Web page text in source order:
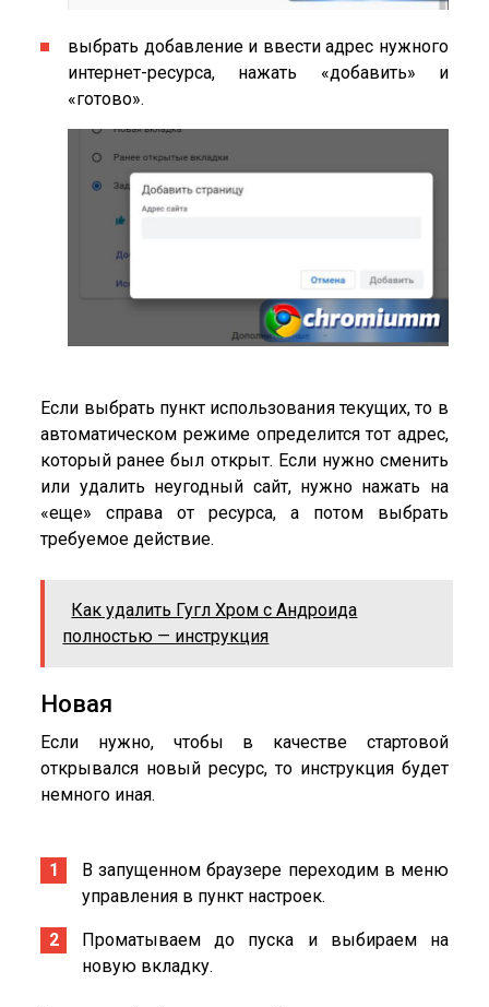
выбрать добавление и ввести адрес нужного
интернет-ресурса, нажать «добавить» и
«готово».
Если выбрать пункт использования текущих, то в
автоматическом режиме определится тот адрес,
который ранее был открыт. Если нужно сменить
или удалить неугодный сайт, нужно нажать на
«еще» справа от ресурса, а потом выбрать
требуемое действие.
Как удалить Гугл Хром с Андроида
полностью — инструкция
Новая
Если нужно, чтобы в качестве стартовой
открывался новый ресурс, то инструкция будет
немного иная.
В запущенном браузере переходим в меню
управления в пункт настроек.
Проматываем до пуска и выбираем на
новую вкладку.